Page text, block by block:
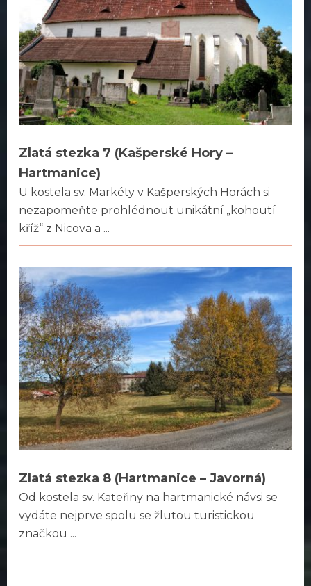
Zlatá stezka 7 (Kašperské Hory –
Hartmanice)
U kostela sv. Markéty v Kašperských Horách si
nezapomeňte prohlédnout unikátní „kohoutí
kříž“ z Nicova a ...
Zlatá stezka 8 (Hartmanice – Javorná)
Od kostela sv. Kateřiny na hartmanické návsi se
vydáte nejprve spolu se žlutou turistickou
značkou ...